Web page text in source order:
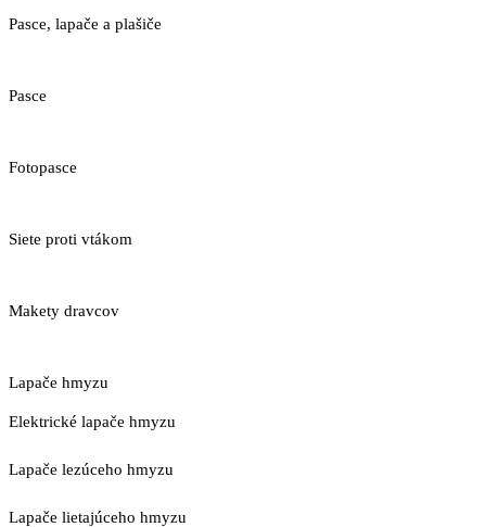
Pasce, lapače a plašiče
Pasce
Fotopasce
Siete proti vtákom
Makety dravcov
Lapače hmyzu
Elektrické lapače hmyzu
Lapače lezúceho hmyzu
Lapače lietajúceho hmyzu